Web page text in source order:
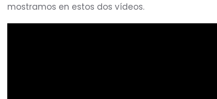
mostramos en estos dos vídeos.